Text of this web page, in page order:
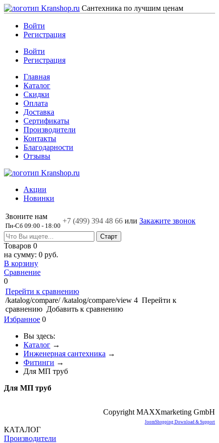
Сантехника по лучшим ценам
Войти
Регистрация
Войти
Регистрация
Главная
Каталог
Скидки
Оплата
Доставка
Сертификаты
Производители
Контакты
Благодарности
Отзывы
Акции
Новинки
Звоните нам
Пн-Сб 09:00 - 18:00
+7 (499) 394 48 66 или Закажите звонок
Товаров 0
на сумму: 0 руб.
В корзину
Сравнение
0
Перейти к сравнению
/katalog/compare/ /katalog/compare/view 4 Перейти к
сравнению Добавить к сравнению
Избранное 0
Вы здесь:
Каталог →
Инженерная сантехника →
Фитинги →
Для МП труб
Для МП труб
Copyright MAXXmarketing GmbH
JoomShopping Download & Support
КАТАЛОГ
Производители